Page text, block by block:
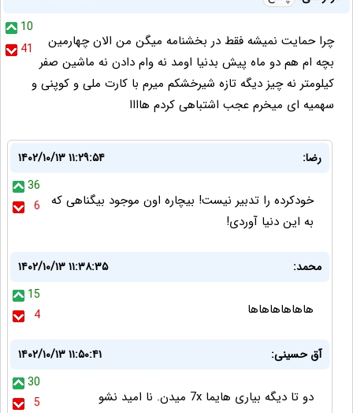
10
41
چرا حمایت نمیشه فقط در بخشنامه میگن من الان چهارمین
بچه ام هم دو ماه پیش بدنیا اومد نه وام دادن نه ماشین صفر
کیلومتر نه چیز دیگه تازه شیرخشکم میرم با کارت ملی و کوپنی و
سهمیه ای میخرم عجب اشتباهی کردم هاااا
رضا:
۱۴۰۲/۱۰/۱۳ ۱۱:۲۹:۵۴
36
6
خودکرده را تدبیر نیست! بیچاره اون موجود بیگناهی که
به این دنیا آوردی!
محمد:
۱۴۰۲/۱۰/۱۳ ۱۱:۳۸:۳۵
15
4
هاهاهاهاهاها
آق حسینی:
۱۴۰۲/۱۰/۱۳ ۱۱:۵۰:۴۱
30
5
دو تا دیگه بیاری هایما 7x میدن. نا امید نشو